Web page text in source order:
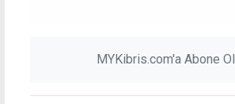
MYKibris.com'a Abone Ol